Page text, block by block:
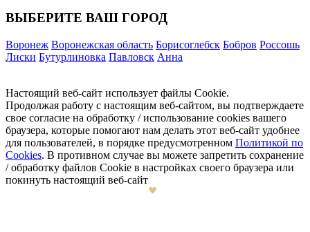
ВЫБЕРИТЕ ВАШ ГОРОД
Воронеж Воронежская область Борисоглебск Бобров Россошь
Лиски Бутурлиновка Павловск Анна
Настоящий веб-сайт использует файлы Cookie.
Продолжая работу с настоящим веб-сайтом, вы подтверждаете
свое согласие на обработку / использование cookies вашего
браузера, которые помогают нам делать этот веб-сайт удобнее
для пользователей, в порядке предусмотренном Политикой по
Cookies. В противном случае вы можете запретить сохранение
/ обработку файлов Cookie в настройках своего браузера или
покинуть настоящий веб-сайт